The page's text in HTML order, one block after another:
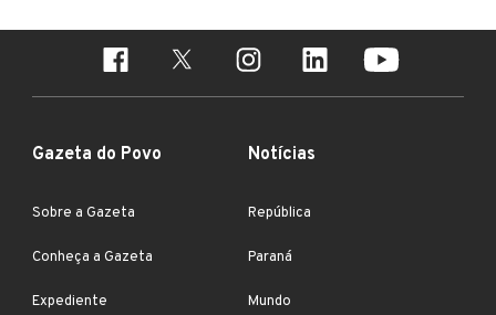
Gazeta do Povo
Sobre a Gazeta
Conheça a Gazeta
Expediente
Notícias
República
Paraná
Mundo